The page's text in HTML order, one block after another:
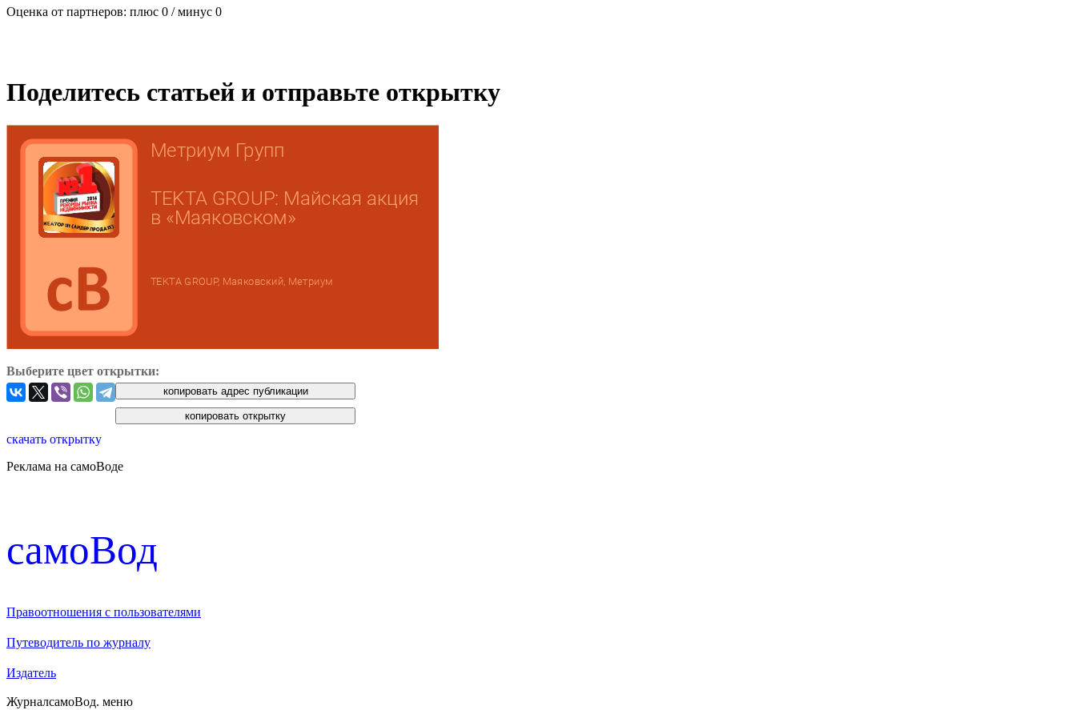
Оценка от партнеров: плюс 0 / минус 0
Поделитесь статьей и отправьте открытку
Выберите цвет открытки:
скачать открытку
Реклама на самоВоде
cамоВод
Правоотношения с пользователями
Путеводитель по журналу
Издатель
ЖурналсамоВод. меню